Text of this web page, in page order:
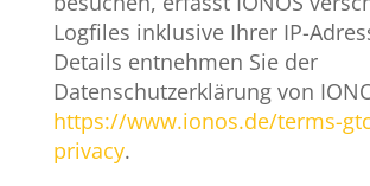
Logfiles inklusive Ihrer IP-
Details entnehmen Sie der
Datenschutzerklärung von
https://www.ionos.de/terms-
privacy.